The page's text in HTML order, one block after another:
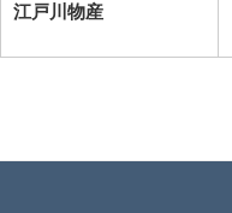
江戸川物産